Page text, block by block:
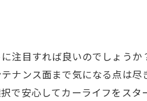
注目すれば良いのでしょう
ナンス面まで気になる点は
で安心してカーライフをスタ